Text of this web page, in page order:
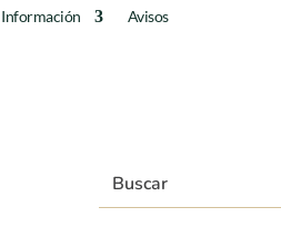
Avisos